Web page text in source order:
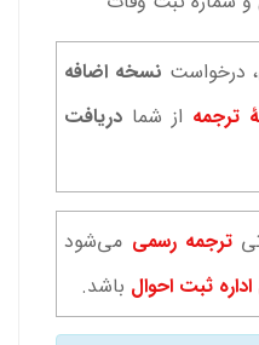
، درخواست نسخه اضافه
از شما دریافت
ترجمه رسمی می‌شود
ثبت احوال باشد.